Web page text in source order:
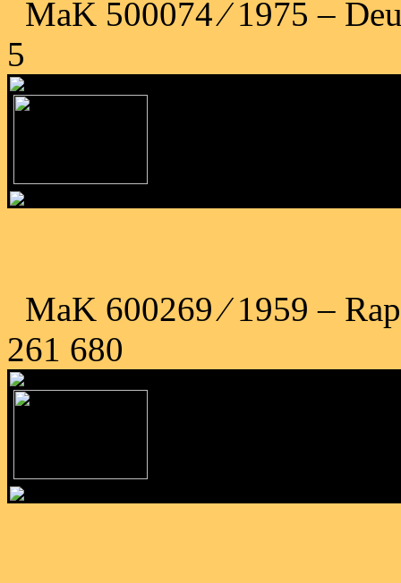
MaK 500074 ⁄ 1975 –
5
MaK 600269 ⁄ 1959 –
261 680